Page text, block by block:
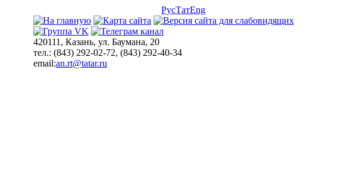
РусТатEng
420111, Казань, ул. Баумана, 20
тел.: (843) 292-02-72, (843) 292-40-34
email:an.rt@tatar.ru